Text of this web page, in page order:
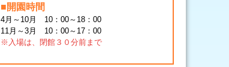
■開園時間
4月～10月 10：00～18：00
11月～3月 10：00～17：00
※入場は、閉館３０分前まで